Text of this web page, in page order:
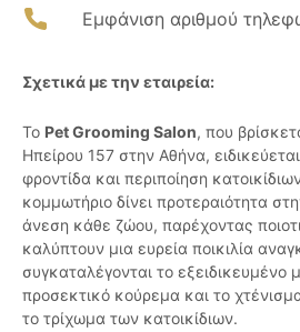
Εμφάνιση αριθμού
Σχετικά με την εταιρεία:
Το Pet Grooming Salon, που
Ηπείρου 157 στην Αθήνα,
φροντίδα και περιποίηση
κομμωτήριο δίνει προτεραιότητα
άνεση κάθε ζώου, παρέχοντας
καλύπτουν μια ευρεία ποικιλία
συγκαταλέγονται το εξειδικευμένο
προσεκτικό κούρεμα και το
το τρίχωμα των κατοικίδιων.